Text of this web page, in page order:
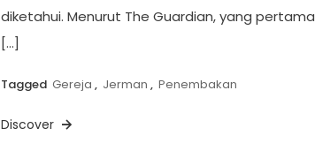
diketahui. Menurut The Guardian, yang pertama
[…]
Tagged Gereja , Jerman , Penembakan
Discover